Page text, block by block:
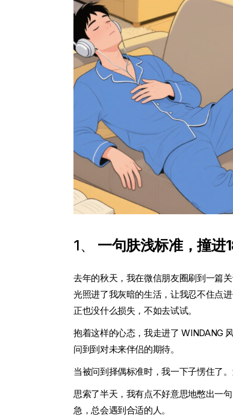
1、 一句肤浅标准，撞进
去年的秋天，我在微信朋友圈刷到一篇
光照进了我灰暗的生活，让我忍不住点
正也没什么损失，不如去试试。
抱着这样的心态，我走进了 WINDANG
问到到对未来伴侣的期待。
当被问到择偶标准时，我一下子愣住了
思索了半天，我有点不好意思地憋出一
急，总会遇到合适的人。